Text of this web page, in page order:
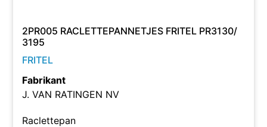
2PR005 RACLETTEPANNETJES FRITEL PR3130/
3195
FRITEL
Fabrikant
J. VAN RATINGEN NV
Raclettepan